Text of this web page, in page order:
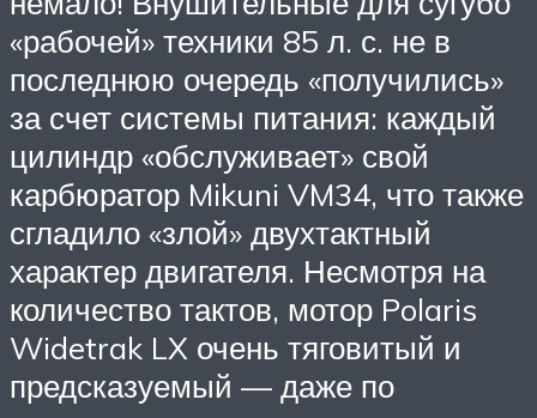
«рабочей» техники 85 л. с. не в
последнюю очередь «получились»
за счет системы питания: каждый
цилиндр «обслуживает» свой
карбюратор Mikuni VM34, что также
сгладило «злой» двухтактный
характер двигателя. Несмотря на
количество тактов, мотор Polaris
Widetrak LX очень тяговитый и
предсказуемый — даже по